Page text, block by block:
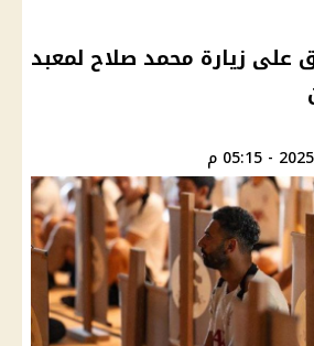
على زيارة محمد صلاح لمعبد